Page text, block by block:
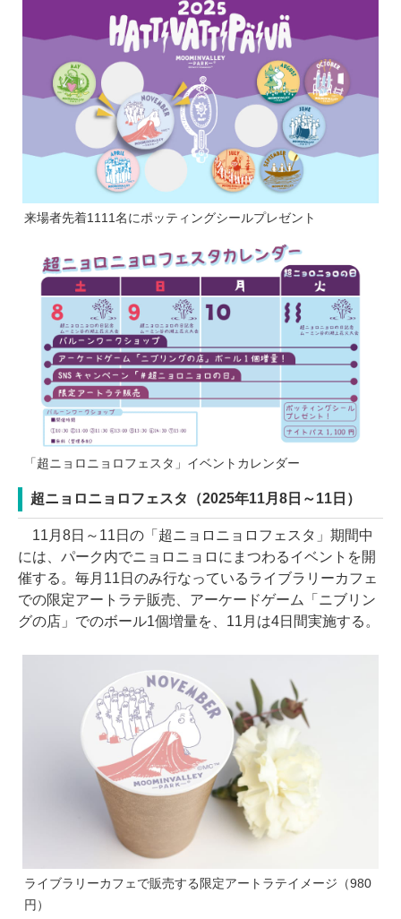
来場者先着1111名にポッティングシールプレゼント
「超ニョロニョロフェスタ」イベントカレンダー
超ニョロニョロフェスタ（2025年11月8日～11日）
11月8日～11日の「超ニョロニョロフェスタ」期間中
には、パーク内でニョロニョロにまつわるイベントを開
催する。毎月11日のみ行なっているライブラリーカフェ
での限定アートラテ販売、アーケードゲーム「ニブリン
グの店」でのボール1個増量を、11月は4日間実施する。
ライブラリーカフェで販売する限定アートラテイメージ（980
円）